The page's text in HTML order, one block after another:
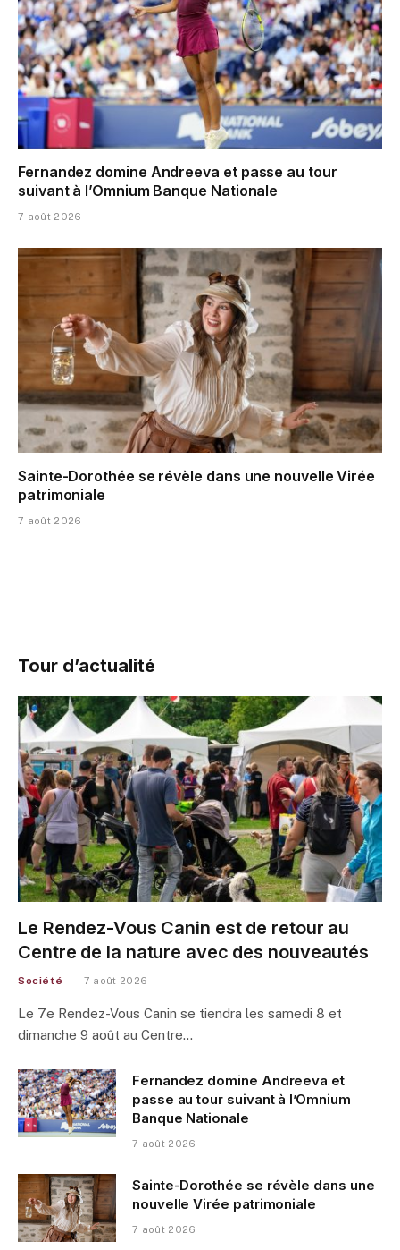
Fernandez domine Andreeva et passe au tour
suivant à l’Omnium Banque Nationale
7 août 2026
Sainte-Dorothée se révèle dans une nouvelle Virée
patrimoniale
7 août 2026
Tour d’actualité
Le Rendez-Vous Canin est de retour au
Centre de la nature avec des nouveautés
Société 7 août 2026
Le 7e Rendez-Vous Canin se tiendra les samedi 8 et
dimanche 9 août au Centre…
Fernandez domine Andreeva et
passe au tour suivant à l’Omnium
Banque Nationale
7 août 2026
Sainte-Dorothée se révèle dans une
nouvelle Virée patrimoniale
7 août 2026